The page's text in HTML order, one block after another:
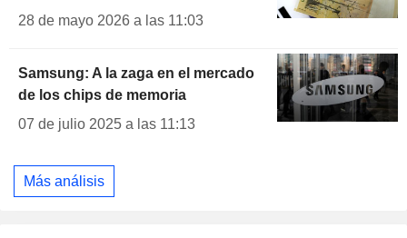
28 de mayo 2026 a las 11:03
Samsung: A la zaga en el mercado
de los chips de memoria
07 de julio 2025 a las 11:13
Más análisis